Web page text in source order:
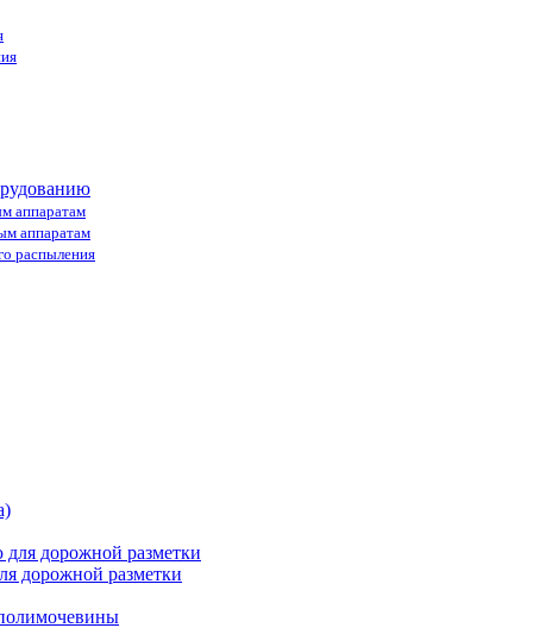
аппаратам
аппаратам
распыления
дорожной разметки